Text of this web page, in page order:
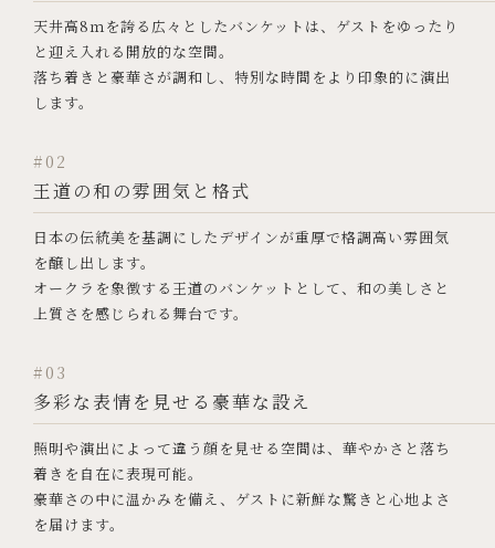
天井高8ｍを誇る広々としたバンケットは、 ゲストをゆったり
と迎え入れる開放的な空間。
落ち着きと豪華さが調和し、特別な時間をより印象的に演出
します。
#02
王道の和の雰囲気と格式
日本の伝統美を基調にしたデザインが重厚で格調高い雰囲気
を醸し出します。
オークラを象徴する王道のバンケットとして、 和の美しさと
上質さを感じられる舞台です。
#03
多彩な表情を見せる豪華な設え
照明や演出によって違う顔を見せる空間は、 華やかさと落ち
着きを自在に表現可能。
豪華さの中に温かみを備え、ゲストに新鮮な驚きと心地よさ
を届けます。